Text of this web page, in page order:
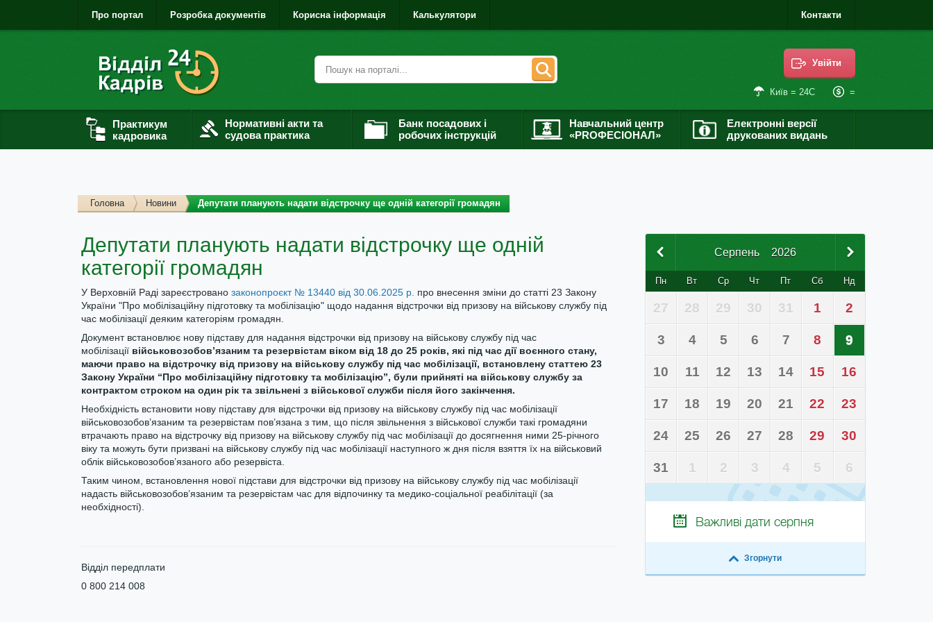
Про портал Розробка документів Корисна інформація Калькулятори Контакти
Увійти
Київ = 24С =
Практикум
кадровика
Нормативні акти та
судова практика
Банк посадових і
робочих інструкцій
Навчальний центр
«PROФЕСІОНАЛ»
Електронні версії
друкованих видань
Головна Новини Депутати планують надати відстрочку ще одній категорії громадян
Депутати планують надати відстрочку ще одній
категорії громадян
У Верховній Раді зареєстровано законопроєкт № 13440 від 30.06.2025 р. про внесення зміни до статті 23 Закону
України "Про мобілізаційну підготовку та мобілізацію" щодо надання відстрочки від призову на військову службу під
час мобілізації деяким категоріям громадян.
Документ встановлює нову підставу для надання відстрочки від призову на військову службу під час
мобілізації військовозобов’язаним та резервістам віком від 18 до 25 років, які під час дії воєнного стану,
маючи право на відстрочку від призову на військову службу під час мобілізації, встановлену статтею 23
Закону України “Про мобілізаційну підготовку та мобілізацію”, були прийняті на військову службу за
контрактом строком на один рік та звільнені з військової служби після його закінчення.
Необхідність встановити нову підставу для відстрочки від призову на військову службу під час мобілізації
військовозобов’язаним та резервістам пов’язана з тим, що після звільнення з військової служби такі громадяни
втрачають право на відстрочку від призову на військову службу під час мобілізації до досягнення ними 25-річного
віку та можуть бути призвані на військову службу під час мобілізації наступного ж дня після взяття їх на військовий
облік військовозобов’язаного або резервіста.
Таким чином, встановлення нової підстави для відстрочки від призову на військову службу під час мобілізації
надасть військовозобов’язаним та резервістам час для відпочинку та медико-соціальної реабілітації (за
необхідності).
Відділ передплати
0 800 214 008
Серпень 2026
Пн Вт Ср Чт Пт Сб Нд
27 28 29 30 31 1 2
3 4 5 6 7 8 9
10 11 12 13 14 15 16
17 18 19 20 21 22 23
24 25 26 27 28 29 30
31 1 2 3 4 5 6
Важливі дати серпня
Згорнути